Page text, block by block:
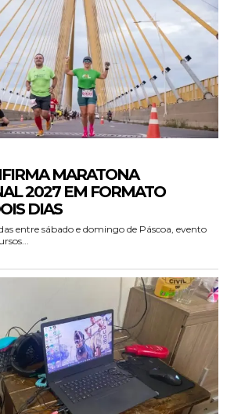
MARATONA
2027 EM FORMATO
DIAS
entre sábado e domingo de Páscoa, evento